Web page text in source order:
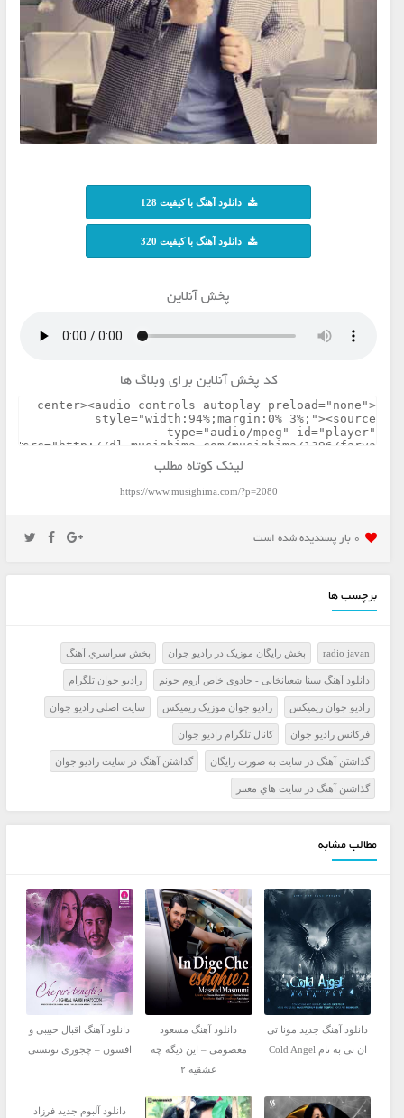
دانلود آهنگ با کیفیت 128
دانلود آهنگ با کیفیت 320
پخش آنلاین
کد پخش آنلاین برای وبلاگ ها
لینک کوتاه مطلب
https://www.musighima.com/?p=2080
0 بار پسنديده شده است
برچسب ها
radio javan پخش رايگان موزيک در راديو جوان پخش سراسري آهنگ
دانلود آهنگ سینا شعبانخانی - جادوی خاص آروم جونم راديو جوان تلگرام
راديو جوان ريميکس راديو جوان موزيک ريميکس سايت اصلي راديو جوان
فرکانس راديو جوان کانال تلگرام راديو جوان
گذاشتن آهنگ در سايت به صورت رايگان گذاشتن آهنگ در سايت راديو جوان
گذاشتن آهنگ در سايت هاي معتبر
مطالب مشابه
دانلود آهنگ جدید مونا تی
ان تی به نام Cold Angel
دانلود آهنگ مسعود
معصومی – این دیگه چه
عشقیه ۲
دانلود آهنگ اقبال حبیبی و
افسون – چجوری تونستی
دانلود آلبوم جدید فرزاد